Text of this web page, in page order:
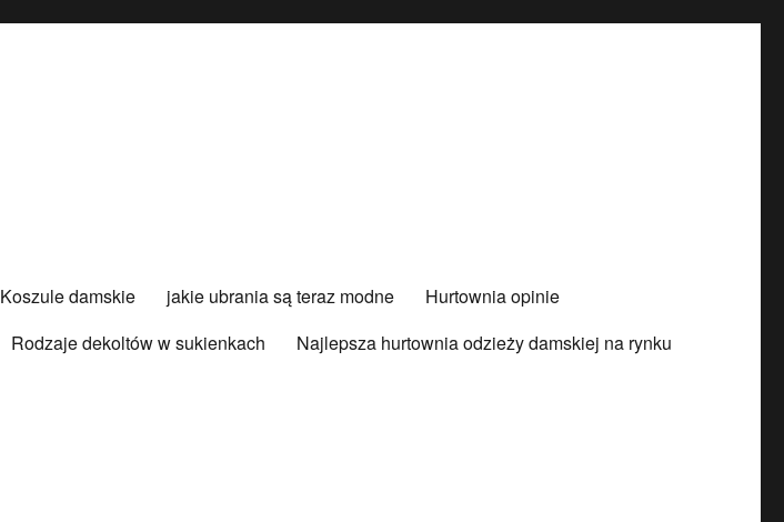
Koszule damskie jakie ubrania są teraz modne
Hurtownia opinie
Rodzaje dekoltów w sukienkach
Najlepsza hurtownia odzieży damskiej na rynku